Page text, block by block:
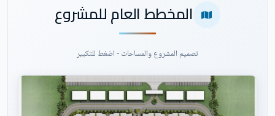
المخطط العام للمشروع
تصميم المشروع والمساحات - اضغط للتكبير